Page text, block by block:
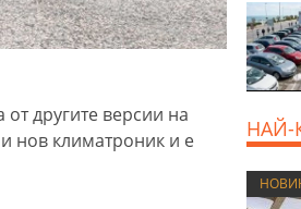
другите версии на
нов климатроник и е
НАЙ-